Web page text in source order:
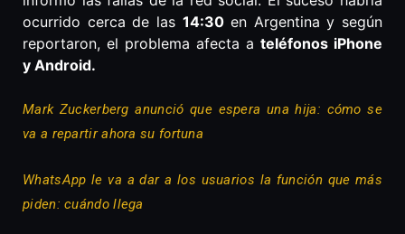
ocurrido cerca de las 14:30en Argentina y según
reportaron, el problema afecta a teléfonos iPhone
y Android.
Mark Zuckerberg anunció que espera una hija: cómo se
va a repartir ahora su fortuna
WhatsApp le va a dar a los usuarios la función que más
piden: cuándo llega